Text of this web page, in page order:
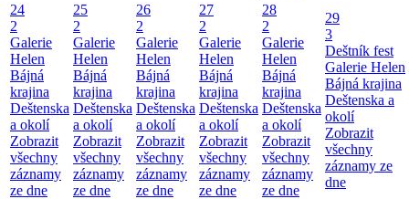
24
2
Galerie
Helen
Bájná
krajina
Deštenska
a okolí
Zobrazit
všechny
záznamy
ze dne
25
2
Galerie
Helen
Bájná
krajina
Deštenska
a okolí
Zobrazit
všechny
záznamy
ze dne
26
2
Galerie
Helen
Bájná
krajina
Deštenska
a okolí
Zobrazit
všechny
záznamy
ze dne
27
2
Galerie
Helen
Bájná
krajina
Deštenska
a okolí
Zobrazit
všechny
záznamy
ze dne
28
2
Galerie
Helen
Bájná
krajina
Deštenska
a okolí
Zobrazit
všechny
záznamy
ze dne
29
3
Deštník fest
Galerie Helen
Bájná krajina
Deštenska a
okolí
Zobrazit
všechny
záznamy ze
dne